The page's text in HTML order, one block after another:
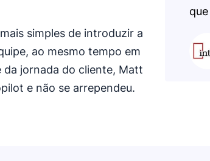
simples de introduzir a
ao mesmo tempo em
da jornada do cliente, Matt
e não se arrependeu.